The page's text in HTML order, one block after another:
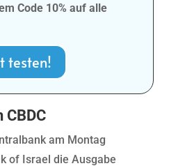
Code 10% auf alle
testen!
am Montag
of Israel die Ausgabe